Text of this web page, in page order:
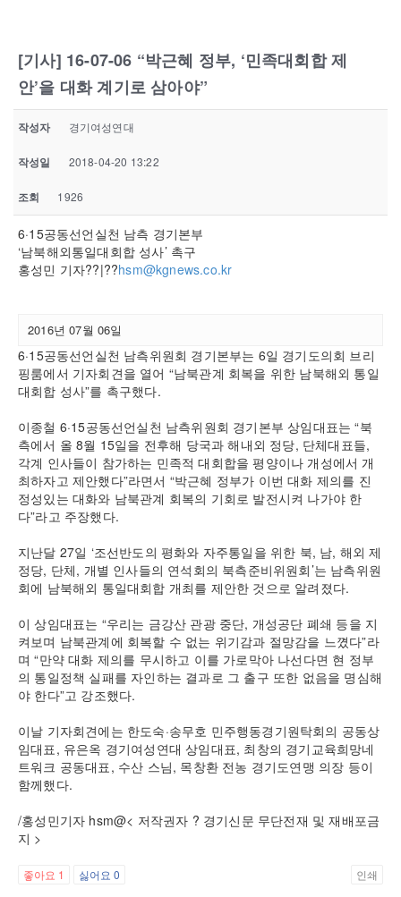
[기사] 16-07-06 “박근혜 정부, ‘민족대회합 제
안’을 대화 계기로 삼아야”
작성자 경기여성연대
작성일 2018-04-20 13:22
조회 1926
6·15공동선언실천 남측 경기본부
‘남북해외통일대회합 성사’ 촉구
홍성민 기자??|??hsm@kgnews.co.kr
2016년 07월 06일
6·15공동선언실천 남측위원회 경기본부는 6일 경기도의회 브리
핑룸에서 기자회견을 열어 “남북관계 회복을 위한 남북해외 통일
대회합 성사”를 촉구했다.
이종철 6·15공동선언실천 남측위원회 경기본부 상임대표는 “북
측에서 올 8월 15일을 전후해 당국과 해내외 정당, 단체대표들,
각계 인사들이 참가하는 민족적 대회합을 평양이나 개성에서 개
최하자고 제안했다”라면서 “박근혜 정부가 이번 대화 제의를 진
정성있는 대화와 남북관계 회복의 기회로 발전시켜 나가야 한
다”라고 주장했다.
지난달 27일 ‘조선반도의 평화와 자주통일을 위한 북, 남, 해외 제
정당, 단체, 개별 인사들의 연석회의 북측준비위원회’는 남측위원
회에 남북해외 통일대회합 개최를 제안한 것으로 알려졌다.
이 상임대표는 “우리는 금강산 관광 중단, 개성공단 폐쇄 등을 지
켜보며 남북관계에 회복할 수 없는 위기감과 절망감을 느꼈다”라
며 “만약 대화 제의를 무시하고 이를 가로막아 나선다면 현 정부
의 통일정책 실패를 자인하는 결과로 그 출구 또한 없음을 명심해
야 한다”고 강조했다.
이날 기자회견에는 한도숙·송무호 민주행동경기원탁회의 공동상
임대표, 유은옥 경기여성연대 상임대표, 최창의 경기교육희망네
트워크 공동대표, 수산 스님, 목창환 전농 경기도연맹 의장 등이
함께했다.
/홍성민기자 hsm@< 저작권자 ? 경기신문 무단전재 및 재배포금
지 >
좋아요 1 싫어요0 인쇄